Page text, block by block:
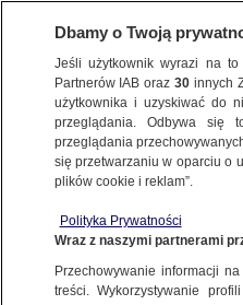
SERWISY
Redaktorki
w
KULTURA I
Dbamy o Twoją
Jeśli użytkownik wyrazi na
Partnerów IAB oraz30 innych
użytkownika i uzyskiwać do
przeglądania. Odbywa się
przeglądania
się przetwarzaniu w oparciu o
plików cookie i reklam”.
Polityka Prywatności
Wraz z naszymi partnerami
Przechowywanie informacji
treści. Wykorzystywanie